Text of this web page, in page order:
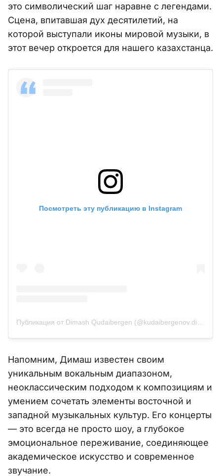
это символический шаг наравне с легендами.
Сцена, впитавшая дух десятилетий, на
которой выступали иконы мировой музыки, в
этот вечер откроется для нашего казахстанца.
Посмотреть эту публикацию в Instagram
Напомним, Димаш известен своим
уникальным вокальным диапазоном,
неоклассическим подходом к композициям и
умением сочетать элементы восточной и
западной музыкальных культур. Его концерты
— это всегда не просто шоу, а глубокое
эмоциональное переживание, соединяющее
академическое искусство и современное
звучание.